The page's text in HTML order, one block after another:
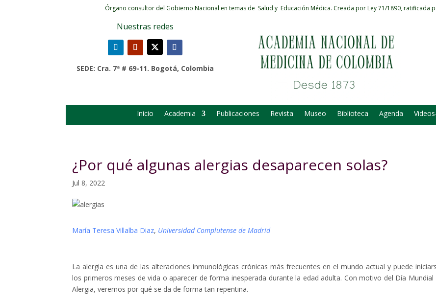
Órgano consultor del Gobierno Nacional en temas de Salud y Educación Médica. Creada por Ley 71/1890, ratificada
Nuestras redes
SEDE: Cra. 7ª # 69-11. Bogotá, Colombia
Inicio Academia Publicaciones Revista Museo Biblioteca Agenda
¿Por qué algunas alergias desaparecen solas?
Jul 8, 2022
María Teresa Villalba Diaz, Universidad Complutense de Madrid
La alergia es una de las alteraciones inmunológicas crónicas más frecuentes en el mundo actual y puede
los primeros meses de vida o aparecer de forma inesperada durante la edad adulta. Con motivo del Día Mundial
Alergia, veremos por qué se da de forma tan repentina.